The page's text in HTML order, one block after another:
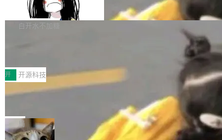
维基百科的替代方案。Lawfare 调查发现，无论
热门页面还是低关注度页面，均未出现近期更
erceptor…五六步之后才能看到第一行翻译文
本。 Solon 换了个方式。整个 i18n 模块围绕三
支持 UPDATE、MERGE INTO 与 Iceb
erg V3
Apache Doris 4.1 要补齐的，正是缺失的那一
半。在已有查询能力的基础上，Doris 进一步支
常维护操作，并完整支持 Iceberg V3 格式。
白开水不加糖
村国家自主创新示范区会议中心开幕。本届大会
由中关村智联软件服务业质量创新联盟主办，以
“智构可信·质创未来——AI原生时代的质量新范
式”为主题，直面AI从实验室走向规模化产业落地
的核心质量命题。会上，《2026智能研发生产力
工具选型手册》发布，Testin云测的Testin XAge
开 开源科技
让非法状态不可表示：一篇关于 ADT
有一种东西，一旦用过就回不去了。Alex Fedos
eev 管它叫"软件设计的基石"。 他说的东西不新
鲜——代数数据类型（ADT），尤其是和类型
局